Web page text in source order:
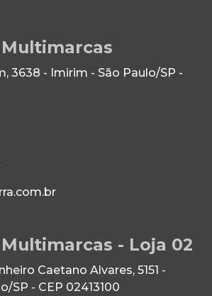
3638 - Imirim - São Paulo/SP -
- Loja 02
Caetano Alvares, 5151 -
SP - CEP 02413100